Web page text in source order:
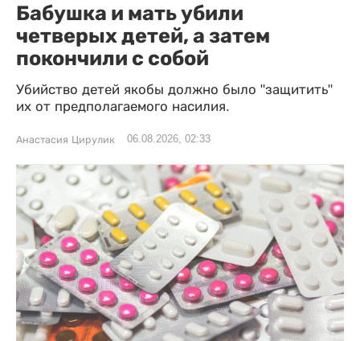
Бабушка и мать убили
четверых детей, а затем
покончили с собой
Убийство детей якобы должно было "защитить"
их от предполагаемого насилия.
Анастасия Цирулик 06.08.2026, 02:33